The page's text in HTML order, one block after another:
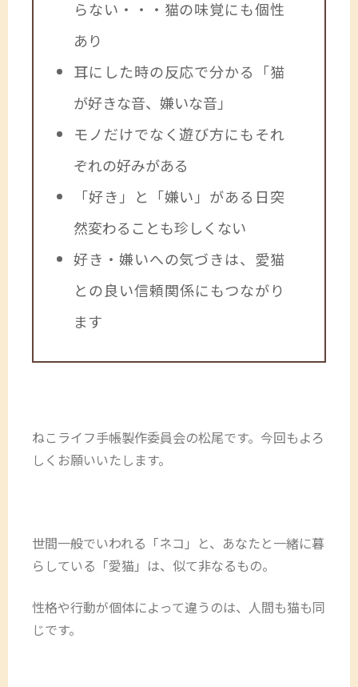
らない・・・猫の味覚にも個性
あり
耳にした時の反応で分かる「猫
が好きな音、嫌いな音」
モノだけでなく遊び方にもそれ
ぞれの好みがある
「好き」と「嫌い」がある日突
然変わることも珍しくない
好き・嫌いへの気づきは、愛猫
との良い信頼関係にもつながり
ます
ねこライフ手帳製作委員会の松尾です。今回もよろ
しくお願いいたします。
世間一般でいわれる「ネコ」と、あなたと一緒に暮
らしている「愛猫」は、似て非なるもの。
性格や行動が個体によって違うのは、人間も猫も同
じです。